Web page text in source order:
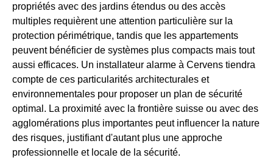
propriétés avec des jardins étendus ou des accès
multiples requièrent une attention particulière sur la
protection périmétrique, tandis que les appartements
peuvent bénéficier de systèmes plus compacts mais tout
aussi efficaces. Un installateur alarme à Cervens tiendra
compte de ces particularités architecturales et
environnementales pour proposer un plan de sécurité
optimal. La proximité avec la frontière suisse ou avec des
agglomérations plus importantes peut influencer la nature
des risques, justifiant d'autant plus une approche
professionnelle et locale de la sécurité.